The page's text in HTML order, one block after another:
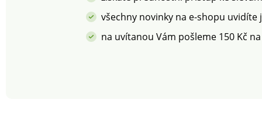
všechny novinky na e-shopu uvidíte
na uvítanou Vám pošleme 150 Kč